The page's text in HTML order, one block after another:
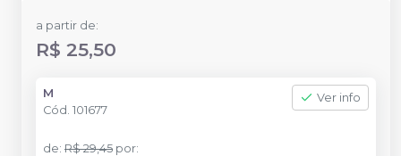
a partir de:
R$ 25,50
M
Cód. 101677
Ver info
de: R$ 29,45 por: